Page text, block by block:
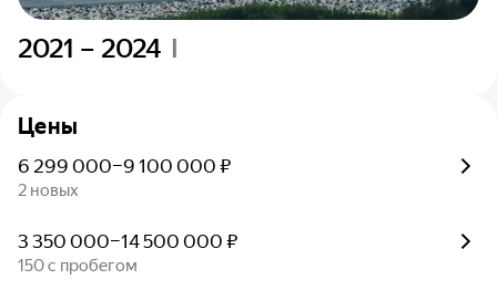
2021 – 2024 I
Цены
6 299 000–9 100 000 ₽
2 новых
3 350 000–14 500 000 ₽
150 с пробегом